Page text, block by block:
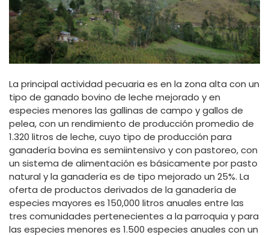
La principal actividad pecuaria es en la zona alta con un
tipo de ganado bovino de leche mejorado y en
especies menores las gallinas de campo y gallos de
pelea, con un rendimiento de producción promedio de
1.320 litros de leche, cuyo tipo de producción para
ganadería bovina es semiintensivo y con pastoreo, con
un sistema de alimentación es básicamente por pasto
natural y la ganadería es de tipo mejorado un 25%. La
oferta de productos derivados de la ganadería de
especies mayores es 150,000 litros anuales entre las
tres comunidades pertenecientes a la parroquia y para
las especies menores es 1.500 especies anuales con un